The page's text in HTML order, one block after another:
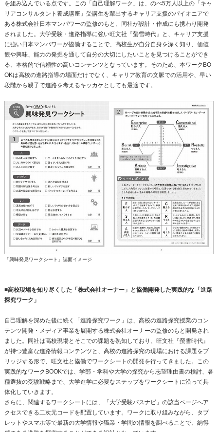
を組み込んでいる点です。この「自己理解ワーク」は、のべ5万人以上の「キャ
リアコンサルタント養成講座」受講生を輩出するキャリア支援のパイオニアで
ある株式会社日本マンパワーの監修のもと、同社が設計・作成にも携わり開発
されました。大学受験・進路指導に強い旺文社『螢雪時代』と、キャリア支援
に強い日本マンパワーが協働することで、高校生が自分自身を深く知り、価値
観や興味、能力の発掘を通して自分の大切にしたいことを見つけることができ
る、本格的で信頼性の高いコンテンツとなっています。そのため、本ワークBO
OKは高校の進路指導の場面だけでなく、キャリア教育の文脈での活用や、早い
段階から親子で進路を考えるキッカケとしても最適です。
「興味発見ワークシート」誌面イメージ
■高校現場を知り尽くした「株式会社オーナー」と協働開発した実践的な「進路
探究ワーク」
自己理解を深めた後に続く「進路探究ワーク」は、高校の進路探究授業のコン
テンツ開発・メディア事業を展開する株式会社オーナーの監修のもと開発され
ました。同社は高校現場とそこでの課題を熟知しており、旺文社『螢雪時代』
が持つ豊富な進路情報コンテンツと、高校の進路探究の現場における課題をブ
リッジする形で、旺文社と協働でワークシートの開発を行ってきました。この
実践的なワークBOOKでは、学部・学科や大学の探究から志望理由書の検討、各
種選抜の受験戦略まで、大学進学に必要なステップをワークシートに沿って具
体化していきます。
さらに、関連するワークシートには、「大学受験パスナビ」の該当ページへア
クセスできる二次元コードを配置しています。ワークに取り組みながら、タブ
レットやスマホ等で最新の大学情報や職業・学問の情報を調べることで、納得